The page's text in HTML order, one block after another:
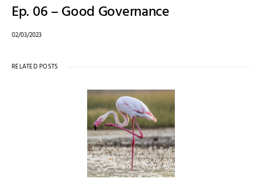
Ep. 06 – Good Governance
02/03/2023
RELATED POSTS